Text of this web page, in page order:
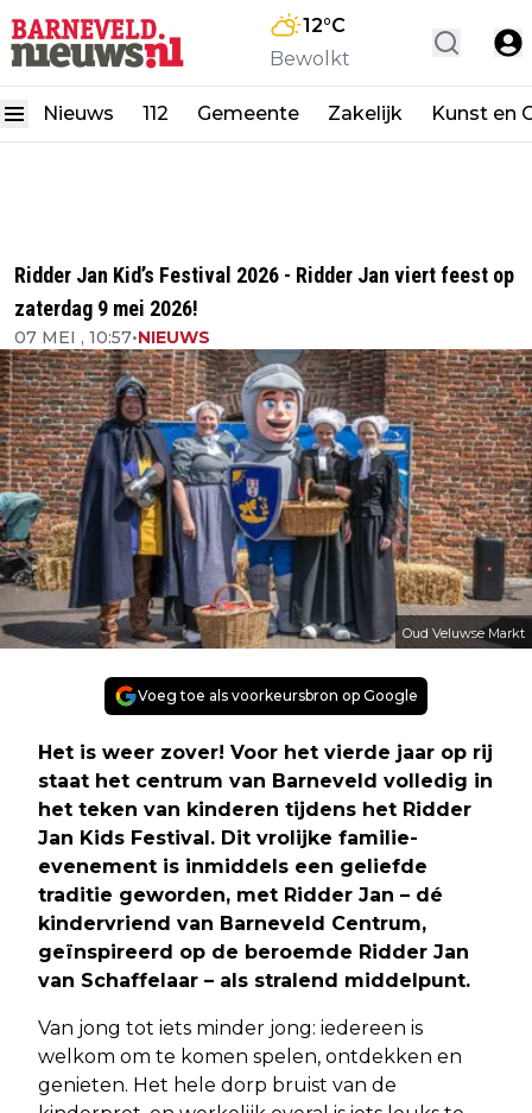
12°C
Bewolkt
Nieuws 112 Gemeente Zakelijk Kunst en
Ridder Jan Kid’s Festival 2026 - Ridder Jan viert feest op
zaterdag 9 mei 2026!
07 MEI , 10:57•NIEUWS
Oud Veluwse Markt
Voeg toe als voorkeursbron op Google
Het is weer zover! Voor het vierde jaar op rij
staat het centrum van Barneveld volledig in
het teken van kinderen tijdens het Ridder
Jan Kids Festival. Dit vrolijke familie-
evenement is inmiddels een geliefde
traditie geworden, met Ridder Jan – dé
kindervriend van Barneveld Centrum,
geïnspireerd op de beroemde Ridder Jan
van Schaffelaar – als stralend middelpunt.
Van jong tot iets minder jong: iedereen is
welkom om te komen spelen, ontdekken en
genieten. Het hele dorp bruist van de